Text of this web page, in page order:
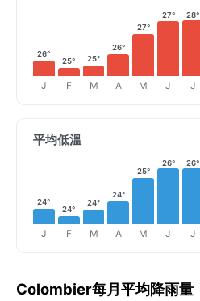
26°
J
25°
F
25°
M
26°
A
27°
M
27°
J
28°
J
平均低溫
24°
J
24°
F
24°
M
24°
A
25°
M
26°
J
26°
J
Colombier每月平均降雨量